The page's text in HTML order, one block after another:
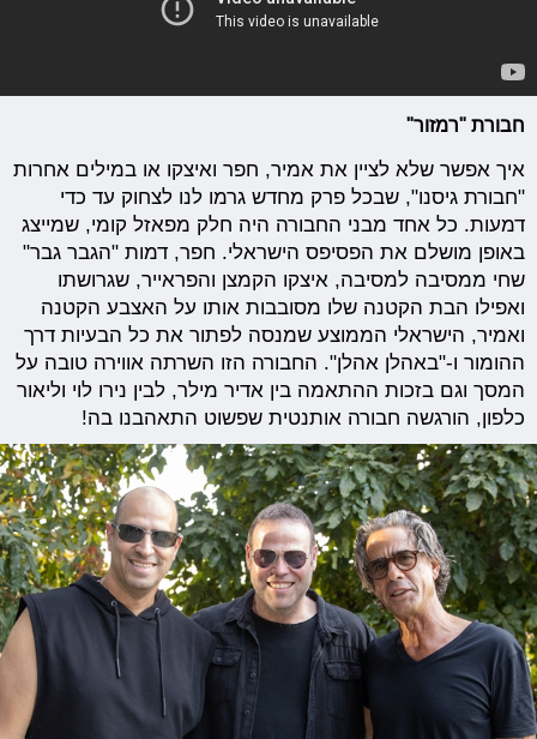
חבורת "רמזור"
איך אפשר שלא לציין את אמיר, חפר ואיצקו או במילים אחרות
"חבורת גיסנו", שבכל פרק מחדש גרמו לנו לצחוק עד כדי
דמעות. כל אחד מבני החבורה היה חלק מפאזל קומי, שמייצג
באופן מושלם את הפסיפס הישראלי. חפר, דמות "הגבר גבר"
שחי ממסיבה למסיבה, איצקו הקמצן והפראייר, שגרושתו
ואפילו הבת הקטנה שלו מסובבות אותו על האצבע הקטנה
ואמיר, הישראלי הממוצע שמנסה לפתור את כל הבעיות דרך
ההומור ו-"באהלן אהלן". החבורה הזו השרתה אווירה טובה על
המסך וגם בזכות ההתאמה בין אדיר מילר, לבין נירו לוי וליאור
כלפון, הורגשה חבורה אותנטית שפשוט התאהבנו בה!